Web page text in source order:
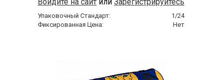
Упаковочный Стандарт:
1/24
Фиксированная Цена:
Нет